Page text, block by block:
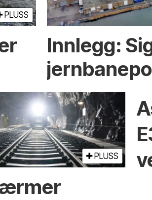
PLUSS
Innlegg:
PLUSS